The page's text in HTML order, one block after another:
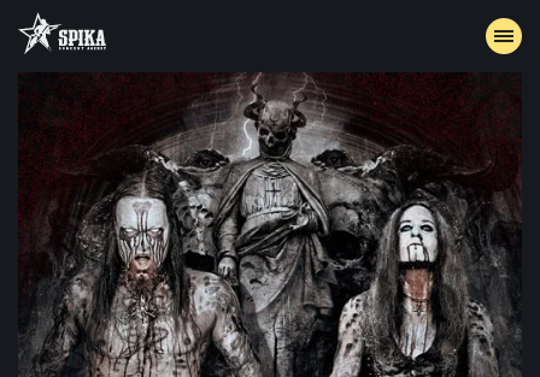
EVENTS
ARCHIVE
ACCREDITATION
CONTACTS